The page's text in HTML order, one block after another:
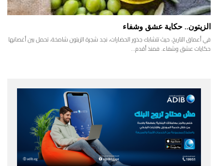
الزيتون.. حكاية عشق وشفاء
في أعماق التاريخ، حيث تتشابك جذور الحضارات، نجد شجرة الزيتون شامخة، تحمل بين أغصانها
حكايات عشق وشفاء. فمنذ أقدم…